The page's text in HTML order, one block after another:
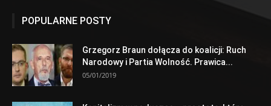
POPULARNE POSTY
Grzegorz Braun dołącza do koalicji: Ruch
Narodowy i Partia Wolność. Prawica...
05/01/2019